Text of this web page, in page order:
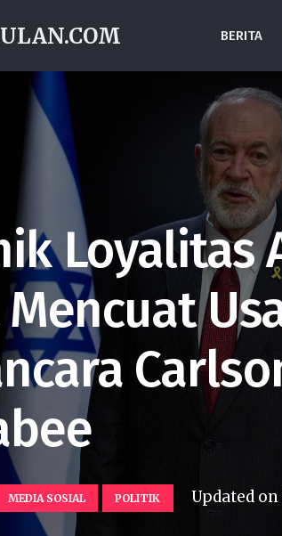
BERITA
Loyalitas
MEDIA SOSIAL POLITIK Updated on